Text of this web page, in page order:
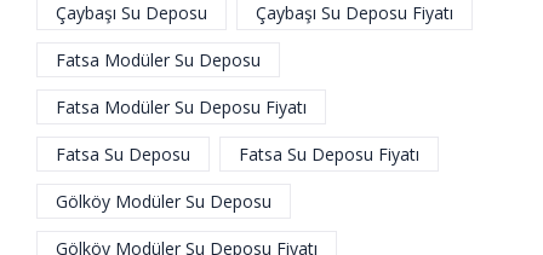
Çaybaşı Su Deposu Çaybaşı Su Deposu Fiyatı
Fatsa Modüler Su Deposu
Fatsa Modüler Su Deposu Fiyatı
Fatsa Su Deposu Fatsa Su Deposu Fiyatı
Gölköy Modüler Su Deposu
Gölköy Modüler Su Deposu Fiyatı